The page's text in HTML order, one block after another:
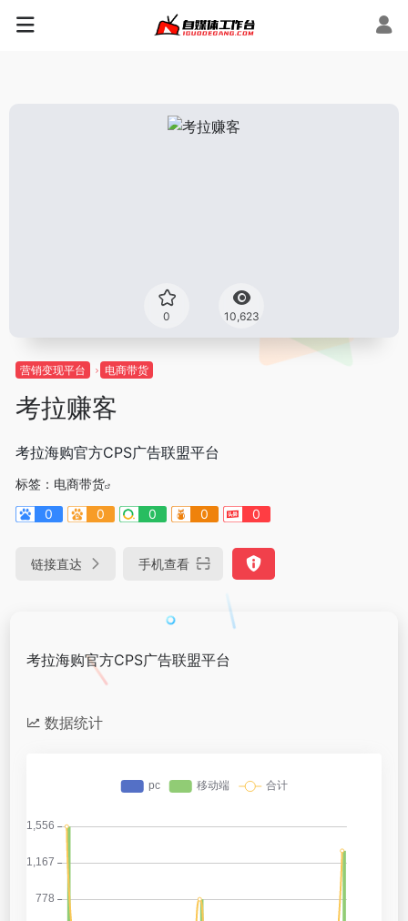
0 10,623
营销变现平台 电商带货
考拉赚客
考拉海购官方CPS广告联盟平台
标签： 电商带货
0
0 0 0 0
链接直达 手机查看
考拉海购官方CPS广告联盟平台
数据统计